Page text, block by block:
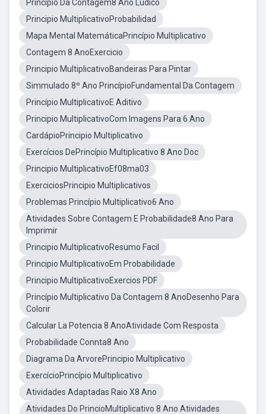
Principio Da Contagem8 Ano Ludico
Principio MultiplicativoProbabilidad
Mapa Mental MatemáticaPrincípio Multiplicativo
Contagem 8 AnoExercicio
Principio MultiplicativoBandeiras Para Pintar
Simmulado 8º Ano PrincípioFundamental Da Contagem
Princípio MultiplicativoE Aditivo
Principio MultiplicativoCom Imagens Para 6 Ano
CardápioPrincipio Multiplicativo
Exercícios DePrincípio Multiplicativo 8 Ano Doc
Principio MultiplicativoEf08ma03
ExerciciosPrincipio Multiplicativos
Problemas Princípio Multiplicativo6 Ano
Atividades Sobre Contagem E Probabilidade8 Ano Para
Imprimir
Principio MultiplicativoResumo Facil
Principio MultiplicativoEm Probabilidade
Principio MultiplicativoExercios PDF
Princípio Multiplicativo Da Contagem 8 AnoDesenho Para
Colorir
Calcular La Potencia 8 AnoAtividade Com Resposta
Probabilidade Connta8 Ano
Diagrama Da ArvorePrincipio Multiplicativo
ExercícioPrincípio Multiplicativo
Atividades Adaptadas Raio X8 Ano
Atividades Do PrincioMultiplicativo 8 Ano Atividades